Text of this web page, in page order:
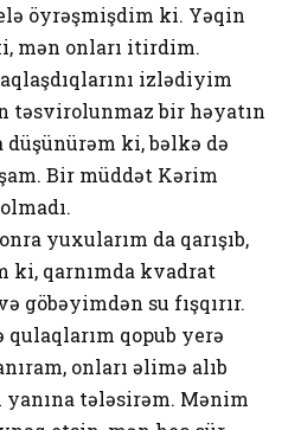
öyrəşmişdim ki. Yəqin
mən onları itirdim.
izlədiyim
təsvirolunmaz bir həyatın
düşünürəm ki, bəlkə də
Bir müddət Kərim
yuxularım da qarışıb,
ki, qarnımda kvadrat
göbəyimdən su fışqırır.
qulaqlarım qopub yerə
onları əlimə alıb
yanına tələsirəm. Mənim